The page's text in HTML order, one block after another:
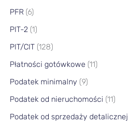
PFR (6)
PIT-2 (1)
PIT/CIT (128)
Płatności gotówkowe (11)
Podatek minimalny (9)
Podatek od nieruchomości (11)
Podatek od sprzedaży detalicznej